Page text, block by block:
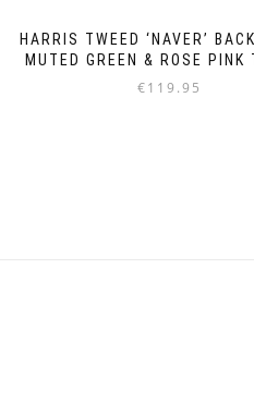
HARRIS TWEED ‘NAVER’
MUTED GREEN & ROSE PINK
€119.95